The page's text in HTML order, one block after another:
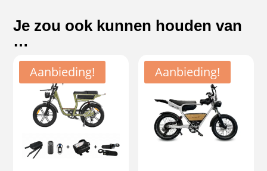
Je zou ook kunnen houden van
…
Aanbieding! Aanbieding!